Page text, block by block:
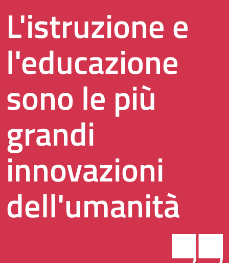
L'istruzione e
l'educazione
sono le più
grandi
innovazioni
dell'umanità